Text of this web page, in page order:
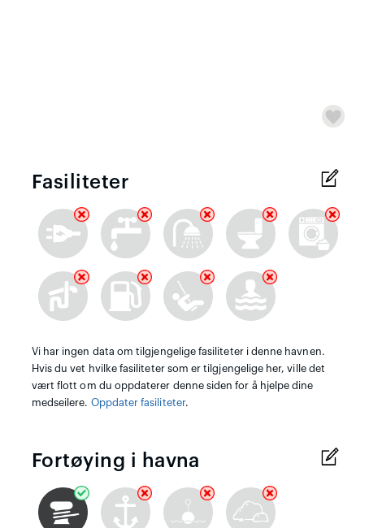
Fasiliteter
Vi har ingen data om tilgjengelige fasiliteter i denne havnen.
Hvis du vet hvilke fasiliteter som er tilgjengelige her, ville det
vært flott om du oppdaterer denne siden for å hjelpe dine
medseilere. Oppdater fasiliteter.
Fortøying i havna